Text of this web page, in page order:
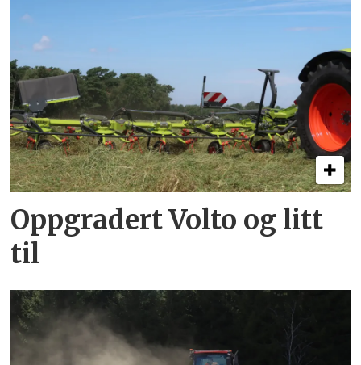
Oppgradert Volto og litt
til